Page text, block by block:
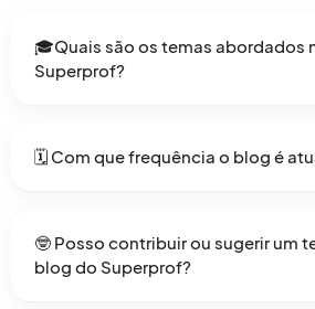
🎓Quais são os temas abordados
Superprof?
muito mais!
🗓️ Com que frequência o blog é
novos artigos e explorar novas ideias!
🤓 Posso contribuir ou sugerir um
blog do Superprof?